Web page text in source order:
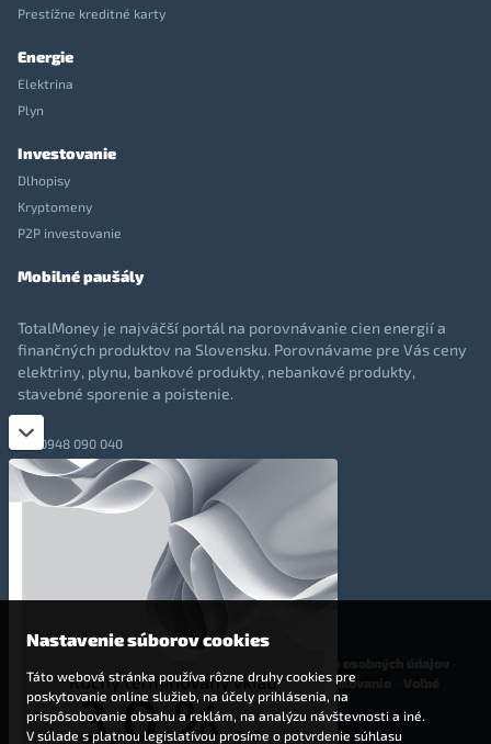
Prestížne kreditné karty
Energie
Elektrina
Plyn
Investovanie
Dlhopisy
Kryptomeny
P2P investovanie
Mobilné paušály
TotalMoney je najväčší portál na porovnávanie cien energií a
finančných produktov na Slovensku. Porovnávame pre Vás ceny
elektriny, plynu, bankové produkty, nebankové produkty,
stavebné sporenie a poistenie.
0948 090 040
+421 948 090 051
info@totalmoney.sk
Levočská 866, Poprad, 058 01
Cookies-Nastavenia cookies -Finančné sprostredkovanie
pracovné miesta
Nastavenie súborov cookies
Táto webová stránka používa rôzne druhy cookies pre
poskytovanie online služieb, na účely prihlásenia, na
prispôsobovanie obsahu a reklám, na analýzu návštevnosti a iné.
V súlade s platnou legislatívou prosíme o potvrdenie súhlasu